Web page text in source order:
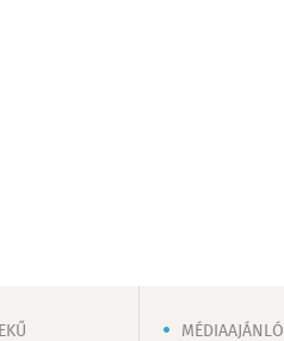
MÉDIAAJÁNLÓ